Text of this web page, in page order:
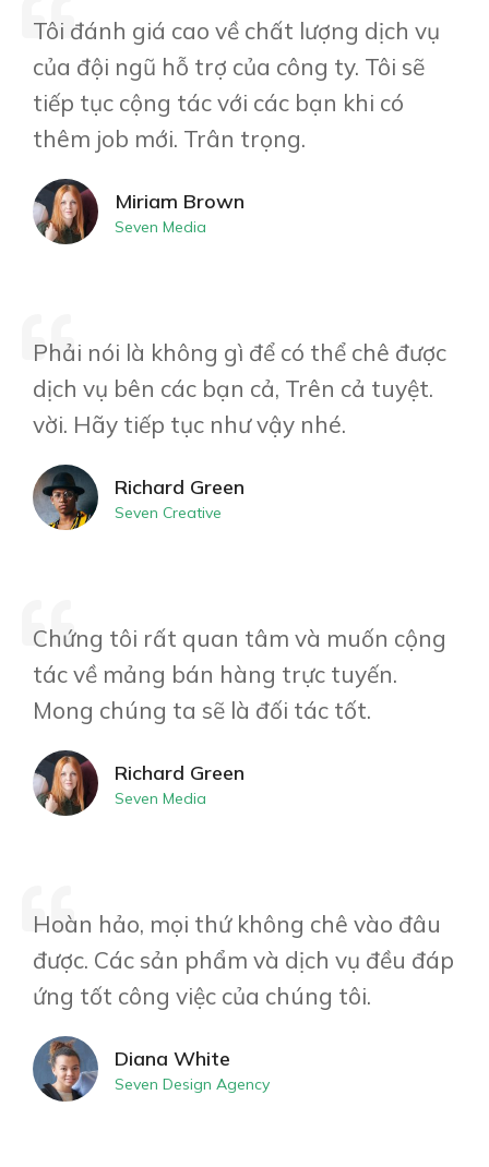
Tôi đánh giá cao về chất lượng dịch vụ
của đội ngũ hỗ trợ của công ty. Tôi sẽ
tiếp tục cộng tác với các bạn khi có
thêm job mới. Trân trọng.
Miriam Brown
Seven Media
Phải nói là không gì để có thể chê được
dịch vụ bên các bạn cả, Trên cả tuyệt.
vời. Hãy tiếp tục như vậy nhé.
Richard Green
Seven Creative
Chứng tôi rất quan tâm và muốn cộng
tác về mảng bán hàng trực tuyến.
Mong chúng ta sẽ là đối tác tốt.
Richard Green
Seven Media
Hoàn hảo, mọi thứ không chê vào đâu
được. Các sản phẩm và dịch vụ đều đáp
ứng tốt công việc của chúng tôi.
Diana White
Seven Design Agency